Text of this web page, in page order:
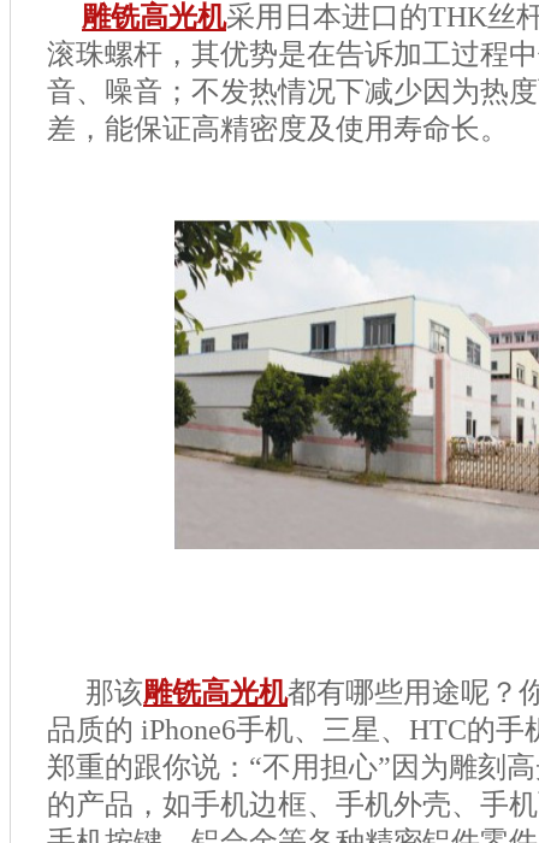
雕铣高光机采用日本进口的THK丝
滚珠螺杆，其优势是在告诉加工过程
音、噪音；不发热情况下减少因为热
差，能保证高精密度及使用寿命长。
那该雕铣高光机都有哪些用途呢？
品质的 iPhone6手机、三星、HTC的
郑重的跟你说：“不用担心”因为雕刻
的产品，如手机边框、手机外壳、手